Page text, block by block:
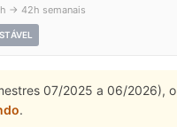
→ 42h semanais
07/2025 a 06/2026),
.